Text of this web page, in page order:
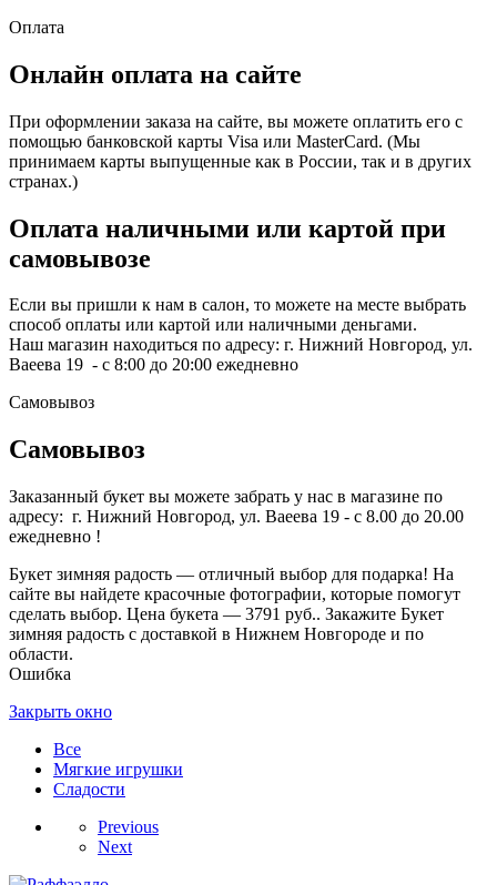
Оплата
Онлайн оплата на сайте
При оформлении заказа на сайте, вы можете оплатить его с
помощью банковской карты Visa или MasterCard. (Мы
принимаем карты выпущенные как в России, так и в других
странах.)
Оплата наличными или картой при
самовывозе
Если вы пришли к нам в салон, то можете на месте выбрать
способ оплаты или картой или наличными деньгами.
Наш магазин находиться по адресу: г. Нижний Новгород, ул.
Ваеева 19 - с 8:00 до 20:00 ежедневно
Самовывоз
Самовывоз
Заказанный букет вы можете забрать у нас в магазине по
адресу: г. Нижний Новгород, ул. Ваеева 19 - с 8.00 до 20.00
ежедневно !
Букет зимняя радость — отличный выбор для подарка! На
сайте вы найдете красочные фотографии, которые помогут
сделать выбор. Цена букета — 3791 руб.. Закажите Букет
зимняя радость с доставкой в Нижнем Новгороде и по
области.
Ошибка
Закрыть окно
Все
Мягкие игрушки
Сладости
Previous
Next